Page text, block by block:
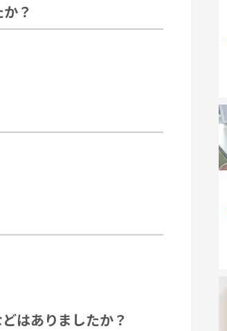
？
はありましたか？